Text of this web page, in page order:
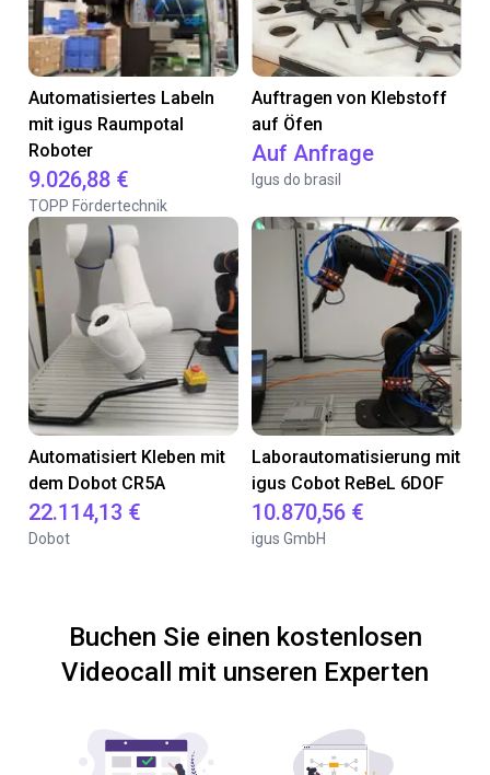
Automatisiertes Labeln
mit igus Raumpotal
Roboter
9.026,88 €
TOPP Fördertechnik
Auftragen von Klebstoff
auf Öfen
Auf Anfrage
Igus do brasil
Automatisiert Kleben mit
dem Dobot CR5A
22.114,13 €
Dobot
Laborautomatisierung mit
igus Cobot ReBeL 6DOF
10.870,56 €
igus GmbH
Buchen Sie einen kostenlosen
Videocall mit unseren Experten